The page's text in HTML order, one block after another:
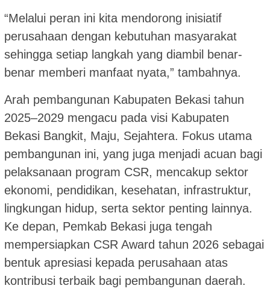
“Melalui peran ini kita mendorong inisiatif
perusahaan dengan kebutuhan masyarakat
sehingga setiap langkah yang diambil benar-
benar memberi manfaat nyata,” tambahnya.
Arah pembangunan Kabupaten Bekasi tahun
2025–2029 mengacu pada visi Kabupaten
Bekasi Bangkit, Maju, Sejahtera. Fokus utama
pembangunan ini, yang juga menjadi acuan bagi
pelaksanaan program CSR, mencakup sektor
ekonomi, pendidikan, kesehatan, infrastruktur,
lingkungan hidup, serta sektor penting lainnya.
Ke depan, Pemkab Bekasi juga tengah
mempersiapkan CSR Award tahun 2026 sebagai
bentuk apresiasi kepada perusahaan atas
kontribusi terbaik bagi pembangunan daerah.